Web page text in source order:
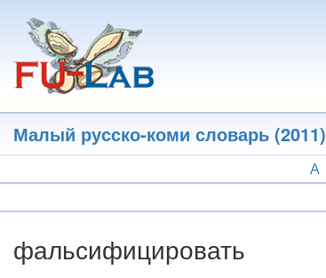
основному
содержанию
Малый русско-коми словарь (2011)
А
фальсифицировать